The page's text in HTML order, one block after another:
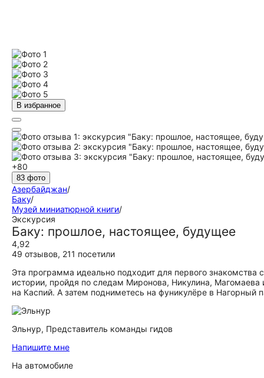
В избранное
+80
83 фото
Азербайджан/
Баку/
Музей миниатюрной книги/
Экскурсия
Баку: прошлое, настоящее, будущее
4,92
49 отзывов, 211 посетили
Эта программа идеально подходит для первого
истории, пройдя по следам Миронова, Никулина,
на Каспий. А затем подниметесь на фуникулёре в
Эльнур, Представитель команды гидов
Напишите мне
На автомобиле